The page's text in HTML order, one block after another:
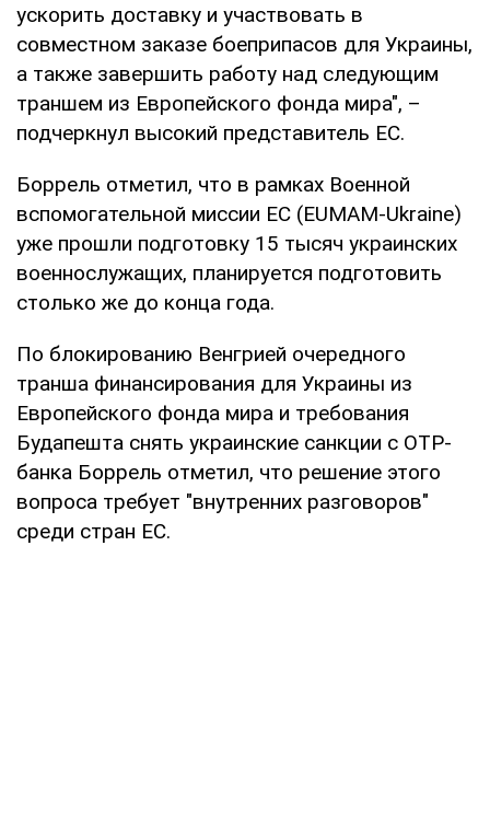
ускорить доставку и участвовать в
совместном заказе боеприпасов для Украины,
а также завершить работу над следующим
траншем из Европейского фонда мира", –
подчеркнул высокий представитель ЕС.
Боррель отметил, что в рамках Военной
вспомогательной миссии ЕС (EUMAM-Ukraine)
уже прошли подготовку 15 тысяч украинских
военнослужащих, планируется подготовить
столько же до конца года.
По блокированию Венгрией очередного
транша финансирования для Украины из
Европейского фонда мира и требования
Будапешта снять украинские санкции с ОТР-
банка Боррель отметил, что решение этого
вопроса требует "внутренних разговоров"
среди стран ЕС.